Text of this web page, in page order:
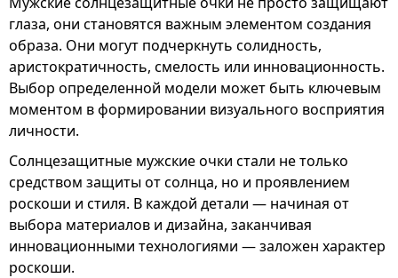
глаза, они становятся важным элементом создания
образа. Они могут подчеркнуть солидность,
аристократичность, смелость или инновационность.
Выбор определенной модели может быть ключевым
моментом в формировании визуального восприятия
личности.
Солнцезащитные мужские очки стали не только
средством защиты от солнца, но и проявлением
роскоши и стиля. В каждой детали — начиная от
выбора материалов и дизайна, заканчивая
инновационными технологиями — заложен характер
роскоши.